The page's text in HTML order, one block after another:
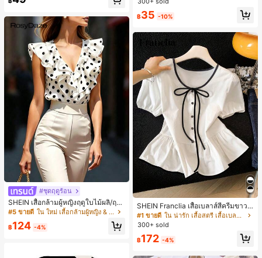
#ชุดฤดูร้อน
SHEIN เสื้อกล้ามผู้หญิงฤดูใบไม้ผลิ/ฤดูร้
อน ใหม่ สไตล์มินิมอลลำลองหรูหรา สีบ
ล็อก ลายจุด คอวี แพตช์เวิร์ก ชายระบา
ย แขนกุด ทรงเข้ารูป อเนกประสงค์, เสื้อ
#5 ขายดี ใน ใหม่ เสื้อกล้ามผู้หญิง & Camis
฿124 -4%
ดินทาง งานแต่งงาน ปาร์ตี้ วันเกิด ของ
ลูกค้ากลับมาซื้อซ้ำ!
ลูกค้ากลับมาซื้อซ้ำ!
#1 ขายดี
ใน โบโฮ ต่างหูผู้หญิง
฿35 -10%
SHEIN Franclia เสื้อเบลาส์สีครีมขาวนุ่
มนวล เอวรูด, แต่งขอบตัดกัน + โบว์ผูก,
แขนพอง จับคู่กับกระโปรงชายระบาย,
กวัน
#1 ขายดี
ใน น่ารัก เสื้อสตรี เสื้อเบลาส์ & Tee
300+ sold
฿172 -4%